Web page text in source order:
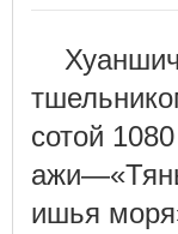
сотой
ишья